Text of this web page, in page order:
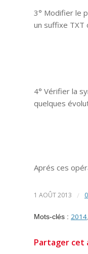
3° Modifier le
un suffixe TXT
4° Vérifier la
quelques
Aprés ces
1 AOÛT 2013 /
Mots-clés : 2014
Partager cet